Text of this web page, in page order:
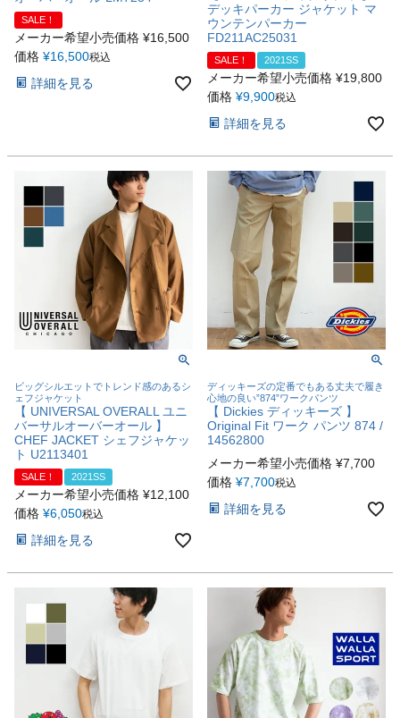
SALE！
メーカー希望小売価格 ¥16,500
価格 ¥16,500税込
詳細を見る
デッキパーカー ジャケット マ
ウンテンパーカー
FD211AC25031
SALE！ 2021SS
メーカー希望小売価格 ¥19,800
価格 ¥9,900税込
詳細を見る
ビッグシルエットでトレンド感のあるシ
ェフジャケット
【 UNIVERSAL OVERALL ユニ
バーサルオーバーオール 】
CHEF JACKET シェフジャケッ
ト U2113401
SALE！ 2021SS
メーカー希望小売価格 ¥12,100
価格 ¥6,050税込
詳細を見る
ディッキーズの定番でもある丈夫で履き
心地の良い”874”ワークパンツ
【 Dickies ディッキーズ 】
Original Fit ワーク パンツ 874 /
14562800
メーカー希望小売価格 ¥7,700
価格 ¥7,700税込
詳細を見る